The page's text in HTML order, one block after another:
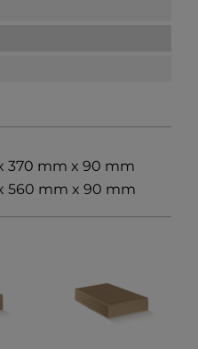
370 mm x 90 mm
560 mm x 90 mm